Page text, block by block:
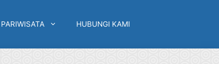
HUBUNGI KAMI